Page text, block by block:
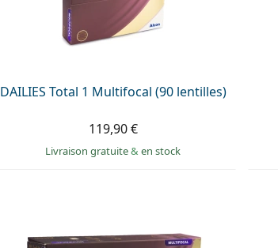
DAILIES Total 1 Multifocal (90 lentilles)
119,90 €
Livraison gratuite& en stock